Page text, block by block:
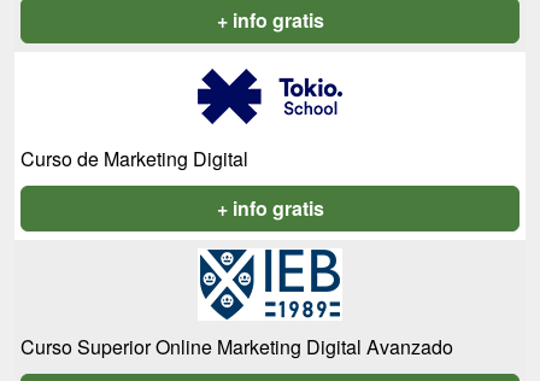
+ info gratis
Curso de Marketing Digital
+ info gratis
Curso Superior Online Marketing Digital Avanzado